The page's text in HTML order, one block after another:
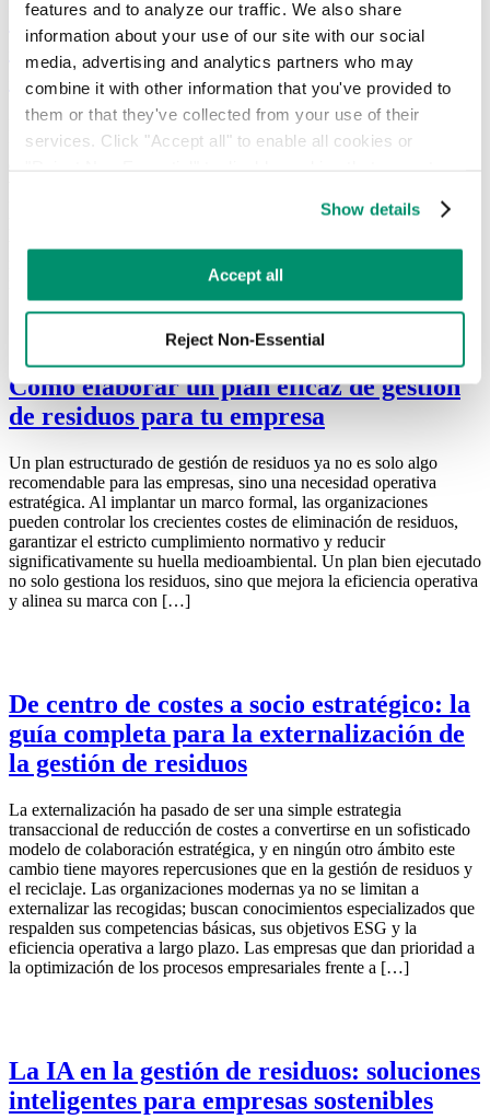
features and to analyze our traffic. We also share
information about your use of our site with our social
media, advertising and analytics partners who may
combine it with other information that you've provided to
them or that they've collected from your use of their
services. Click "Accept all" to enable all cookies or
preferences by toggling the different kinds of cookies.
Privacy Policy.
Show details
Accept all
Reject Non-Essential
Indicadores clave de rendimiento (KPI)
esenciales para la gestión de residuos
comerciales
La gestión de residuos comerciales ya no se define únicamente en
función del tonelaje. En la actualidad, el éxito se mide a través de la
fundamentales que las empresas deben supervisar, utilizando
herramientas avanzadas que permiten obtener datos en tiempo real y
métricas, las empresas pueden pasar de un transporte reactivo […]
Cómo elaborar un plan eficaz de gestión
de residuos para tu empresa
Un plan estructurado de gestión de residuos ya no es solo algo
recomendable para las empresas, sino una necesidad operativa
estratégica. Al implantar un marco formal, las organizaciones
pueden controlar los crecientes costes de eliminación de residuos,
garantizar el estricto cumplimiento normativo y reducir
significativamente su huella medioambiental. Un plan bien ejecutado
no solo gestiona los residuos, sino que mejora la eficiencia operativa
y alinea su marca con […]
De centro de costes a socio estratégico: la
guía completa para la externalización de
la gestión de residuos
La externalización ha pasado de ser una simple estrategia
transaccional de reducción de costes a convertirse en un sofisticado
modelo de colaboración estratégica, y en ningún otro ámbito este
cambio tiene mayores repercusiones que en la gestión de residuos y
el reciclaje. Las organizaciones modernas ya no se limitan a
externalizar las recogidas; buscan conocimientos especializados que
respalden sus competencias básicas, sus objetivos ESG y la
eficiencia operativa a largo plazo. Las empresas que dan prioridad a
la optimización de los procesos empresariales frente a […]
La IA en la gestión de residuos: soluciones
inteligentes para empresas sostenibles